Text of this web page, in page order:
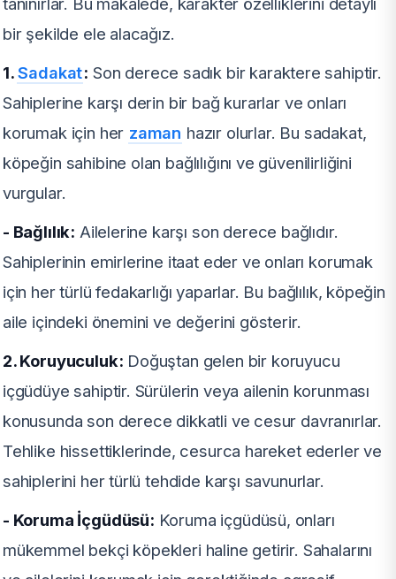
bir şekilde ele alacağız.
1. Sadakat: Son derece sadık bir karaktere sahiptir.
Sahiplerine karşı derin bir bağ kurarlar ve onları
korumak için her zaman hazır olurlar. Bu sadakat,
köpeğin sahibine olan bağlılığını ve güvenilirliğini
vurgular.
- Bağlılık: Ailelerine karşı son derece bağlıdır.
Sahiplerinin emirlerine itaat eder ve onları korumak
için her türlü fedakarlığı yaparlar. Bu bağlılık, köpeğin
aile içindeki önemini ve değerini gösterir.
2. Koruyuculuk: Doğuştan gelen bir koruyucu
içgüdüye sahiptir. Sürülerin veya ailenin korunması
konusunda son derece dikkatli ve cesur davranırlar.
Tehlike hissettiklerinde, cesurca hareket ederler ve
sahiplerini her türlü tehdide karşı savunurlar.
- Koruma İçgüdüsü: Koruma içgüdüsü, onları
mükemmel bekçi köpekleri haline getirir. Sahalarını